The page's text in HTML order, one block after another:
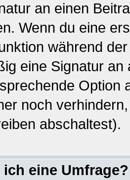
an einen
Wenn du eine
während
eine Signatur
Option
noch
abschaltest).
eine Umfrage?